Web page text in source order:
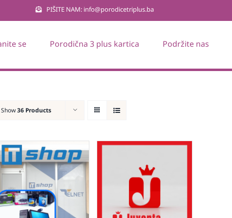
PIŠITE NAM: info@porodicetriplus.ba
se Porodična 3 plus kartica Podržite nas
Show36 Products